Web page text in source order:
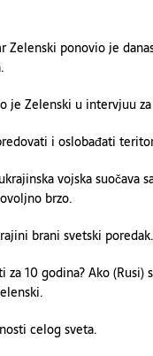
Zelenski ponovio je
je Zelenski u intervjuu
i oslobađati
vojska suočava
brzo.
brani svetski poredak.
10 godina? Ako
celog sveta.